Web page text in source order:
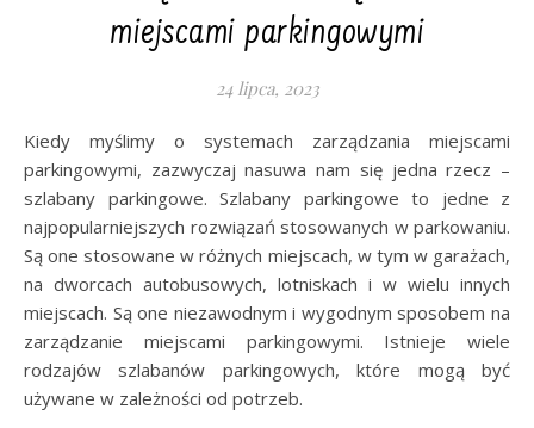
miejscami parkingowymi
24 lipca, 2023
Kiedy myślimy o systemach zarządzania miejscami
parkingowymi, zazwyczaj nasuwa nam się jedna rzecz –
szlabany parkingowe. Szlabany parkingowe to jedne z
najpopularniejszych rozwiązań stosowanych w parkowaniu.
Są one stosowane w różnych miejscach, w tym w garażach,
na dworcach autobusowych, lotniskach i w wielu innych
miejscach. Są one niezawodnym i wygodnym sposobem na
zarządzanie miejscami parkingowymi. Istnieje wiele
rodzajów szlabanów parkingowych, które mogą być
używane w zależności od potrzeb.